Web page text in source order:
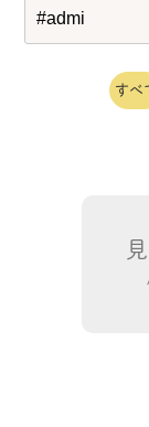
すべ